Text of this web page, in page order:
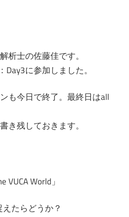
析士の佐藤佳です。
Day3に参加しました。
も今日で終了。最終日はall
き残しておきます。
VUCA World」
たらどうか？